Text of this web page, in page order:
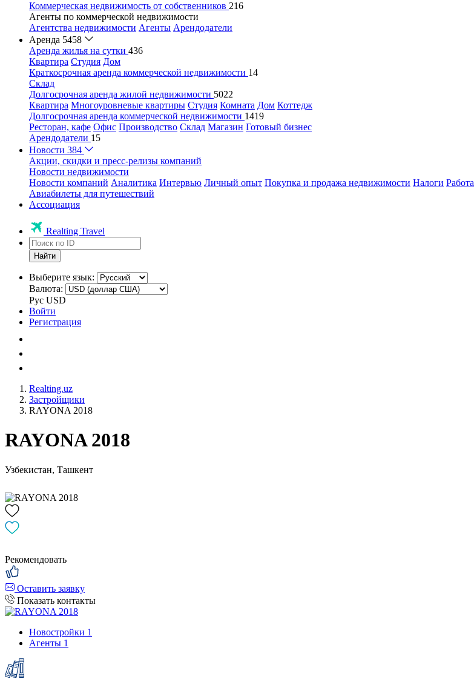
Коммерческая недвижимость от собственников 216
Агенты по коммерческой недвижимости
Агентства недвижимости Агенты Арендодатели
Аренда 5458
Аренда жилья на сутки 436
Квартира Студия Дом
Краткосрочная аренда коммерческой недвижимости 14
Склад
Долгосрочная аренда жилой недвижимости 5022
Квартира Многоуровневые квартиры Студия Комната Дом Коттедж
Долгосрочная аренда коммерческой недвижимости 1419
Ресторан, кафе Офис Производство Склад Магазин Готовый бизнес
Арендодатели 15
Новости 384
Акции, скидки и пресс-релизы компаний
Новости недвижимости
Новости компаний Аналитика Интервью Личный опыт Покупка и продажа недвижимости Налоги Работа
Авиабилеты для путешествий
Ассоциация
Realting Travel
Найти
Выберите язык:
Валюта:
Рус USD
Войти
Регистрация
Realting.uz
Застройщики
RAYONA 2018
RAYONA 2018
Узбекистан, Ташкент
Рекомендовать
Оставить заявку
Показать контакты
Новостройки 1
Агенты 1